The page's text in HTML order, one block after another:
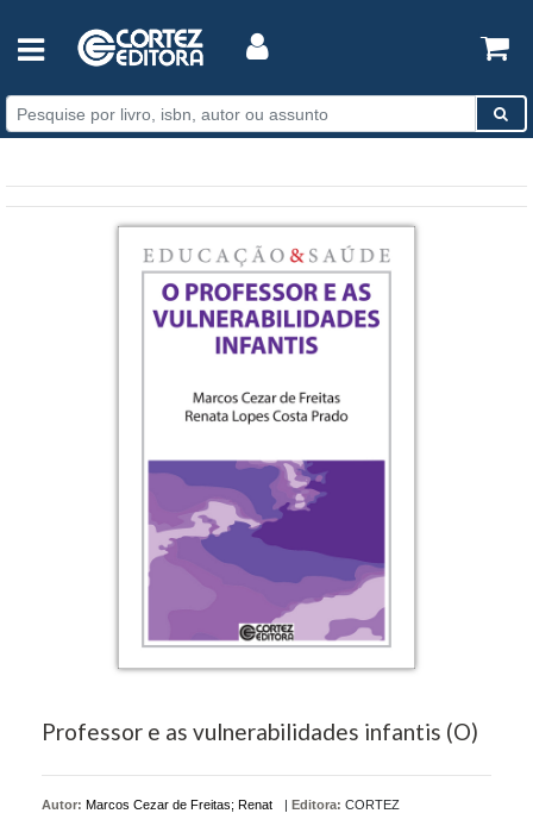
Professor e as vulnerabilidades infantis (O)
Autor: Marcos Cezar de Freitas; Renat | Editora: CORTEZ